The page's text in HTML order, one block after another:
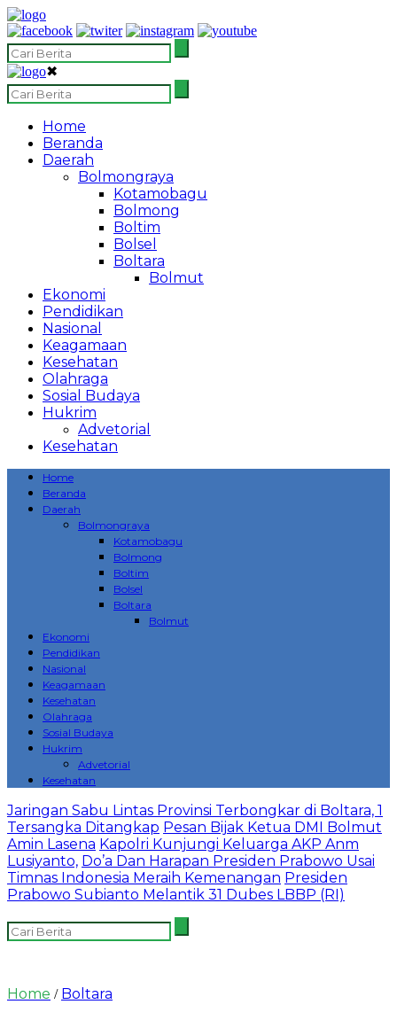
✖
Home
Beranda
Daerah
Bolmongraya
Kotamobagu
Bolmong
Boltim
Bolsel
Boltara
Bolmut
Ekonomi
Pendidikan
Nasional
Keagamaan
Kesehatan
Olahraga
Sosial Budaya
Hukrim
Advetorial
Kesehatan
Home
Beranda
Daerah
Bolmongraya
Kotamobagu
Bolmong
Boltim
Bolsel
Boltara
Bolmut
Ekonomi
Pendidikan
Nasional
Keagamaan
Kesehatan
Olahraga
Sosial Budaya
Hukrim
Advetorial
Kesehatan
Jaringan Sabu Lintas Provinsi Terbongkar di Boltara, 1
Tersangka Ditangkap Pesan Bijak Ketua DMI Bolmut
Amin Lasena Kapolri Kunjungi Keluarga AKP Anm
Lusiyanto, Do’a Dan Harapan Presiden Prabowo Usai
Timnas Indonesia Meraih Kemenangan Presiden
Prabowo Subianto Melantik 31 Dubes LBBP (RI)
Home / Boltara